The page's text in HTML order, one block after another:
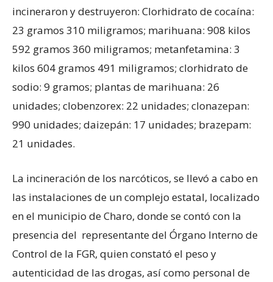
incineraron y destruyeron: Clorhidrato de cocaína:
23 gramos 310 miligramos; marihuana: 908 kilos
592 gramos 360 miligramos; metanfetamina: 3
kilos 604 gramos 491 miligramos; clorhidrato de
sodio: 9 gramos; plantas de marihuana: 26
unidades; clobenzorex: 22 unidades; clonazepan:
990 unidades; daizepán: 17 unidades; brazepam:
21 unidades.
La incineración de los narcóticos, se llevó a cabo en
las instalaciones de un complejo estatal, localizado
en el municipio de Charo, donde se contó con la
presencia del representante del Órgano Interno de
Control de la FGR, quien constató el peso y
autenticidad de las drogas, así como personal de